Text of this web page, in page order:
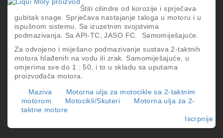
Štiti cilindre od korozije i sprječava
gubitak snage. Sprječava nastajanje taloga u motoru i u
ispušnom sistemu. Sa izuzetnim svojstvima
podmazivanja. Sa API-TC, JASO FC. Samomiješajuće.
Za odvojeno i miješano podmazivanje sustava 2-taktnih
motora hlađenih na vodu ili zrak. Samomiješajuće, u
omjerima sve do 1 : 50, i to u skladu sa uputama
proizvođača motora.
Maziva
Motorna ulja za motocikle sa 2-taktnim
motorom
Motocikli/Skuteri
Motorna ulja za 2-
taktne motore
Iscrpnije